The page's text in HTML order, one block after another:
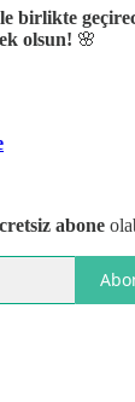
birlikte
olsun! 🌸
abone